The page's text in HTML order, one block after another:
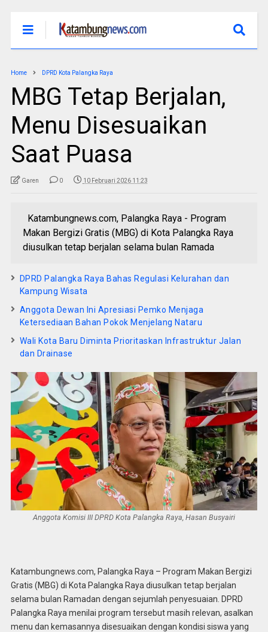
Home DPRD Kota Palangka Raya
MBG Tetap Berjalan,
Menu Disesuaikan
Saat Puasa
Garen 0 10 Februari 2026 11:23
Katambungnews.com, Palangka Raya - Program
Makan Bergizi Gratis (MBG) di Kota Palangka Raya
diusulkan tetap berjalan selama bulan Ramada
DPRD Palangka Raya Bahas Regulasi Kelurahan dan
Kampung Wisata
Anggota Dewan Ini Apresiasi Pemko Menjaga
Ketersediaan Bahan Pokok Menjelang Nataru
Wali Kota Baru Diminta Prioritaskan Infrastruktur Jalan
dan Drainase
Anggota Komisi III DPRD Kota Palangka Raya, Hasan Busyairi
Katambungnews.com, Palangka Raya – Program Makan Bergizi
Gratis (MBG) di Kota Palangka Raya diusulkan tetap berjalan
selama bulan Ramadan dengan sejumlah penyesuaian. DPRD
Palangka Raya menilai program tersebut masih relevan, asalkan
menu dan kemasannya disesuaikan dengan kondisi siswa yang